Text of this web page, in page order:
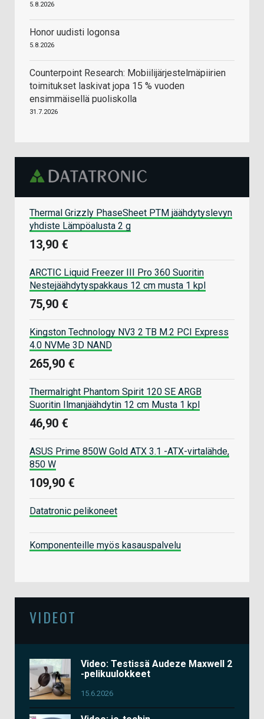
5.8.2026
Honor uudisti logonsa
5.8.2026
Counterpoint Research: Mobiilijärjestelmäpiirien
toimitukset laskivat jopa 15 % vuoden
ensimmäisellä puoliskolla
31.7.2026
Thermal Grizzly PhaseSheet PTM jäähdytyslevyn
yhdiste Lämpöalusta 2 g
13,90 €
ARCTIC Liquid Freezer III Pro 360 Suoritin
Nestejäähdytyspakkaus 12 cm musta 1 kpl
75,90 €
Kingston Technology NV3 2 TB M.2 PCI Express
4.0 NVMe 3D NAND
265,90 €
Thermalright Phantom Spirit 120 SE ARGB
Suoritin Ilmanjäähdytin 12 cm Musta 1 kpl
46,90 €
ASUS Prime 850W Gold ATX 3.1 -ATX-virtalähde,
850 W
109,90 €
Datatronic pelikoneet
Komponenteille myös kasauspalvelu
VIDEOT
Video: Testissä Audeze Maxwell 2
-pelikuulokkeet
15.6.2026